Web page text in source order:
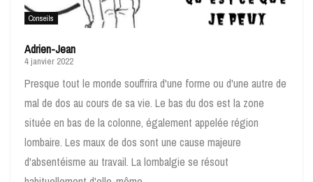
Conseils
Adrien-Jean
4 janvier 2022
Presque tout le monde souffrira d'une forme ou d'une autre de
mal de dos au cours de sa vie. Le bas du dos est la zone
située en bas de la colonne, également appelée région
lombaire. Les maux de dos sont une cause majeure
d'absentéisme au travail. La lombalgie se résout